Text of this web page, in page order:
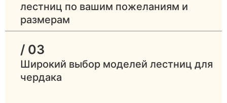
лестниц по вашим пожеланиям и
размерам
/ 03
Широкий выбор моделей лестниц для
чердака